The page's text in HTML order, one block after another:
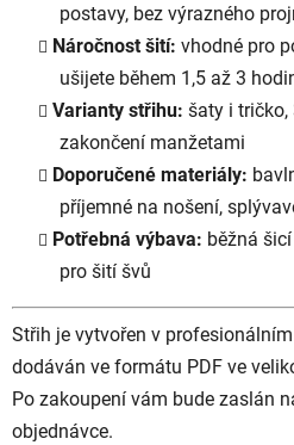
postavy, bez výrazného
Náročnost šití: vhodné pro
ušijete během 1,5 až 3
Varianty střihu: šaty i tričko,
zakončení manžetami
Doporučené materiály:
příjemné na nošení,
Potřebná výbava: běžná
pro šití švů
Střih je vytvořen v
dodáván ve formátu PDF ve
Po zakoupení vám bude zaslán
objednávce.